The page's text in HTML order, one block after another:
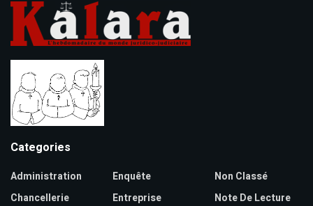
Categories
Administration
Chancellerie
Enquête
Entreprise
Non Classé
Note De Lecture